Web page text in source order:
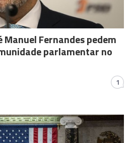
Manuel Fernandes pedem
parlamentar no
1